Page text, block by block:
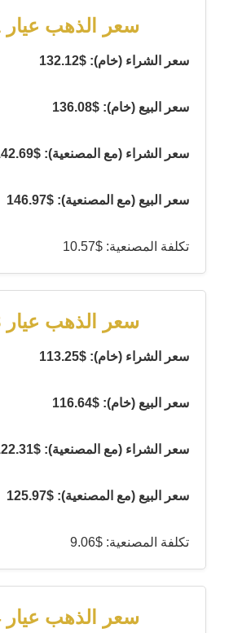
سعر الذهب عيار 21
سعر الشراء (خام): $132.12
سعر البيع (خام): $136.08
سعر الشراء (مع المصنعية): $142.69
سعر البيع (مع المصنعية): $146.97
تكلفة المصنعية: $10.57
سعر الذهب عيار 18
سعر الشراء (خام): $113.25
سعر البيع (خام): $116.64
سعر الشراء (مع المصنعية): $122.31
سعر البيع (مع المصنعية): $125.97
تكلفة المصنعية: $9.06
سعر الذهب عيار 14